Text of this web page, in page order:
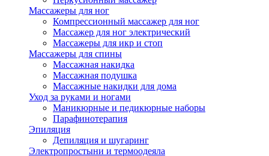
Массажеры для ног
Компрессионный массажер для ног
Массажер для ног электрический
Массажеры для икр и стоп
Массажеры для спины
Массажная накидка
Массажная подушка
Массажные накидки для дома
Уход за руками и ногами
Маникюрные и педикюрные наборы
Парафинотерапия
Эпиляция
Депиляция и шугаринг
Электропростыни и термоодеяла